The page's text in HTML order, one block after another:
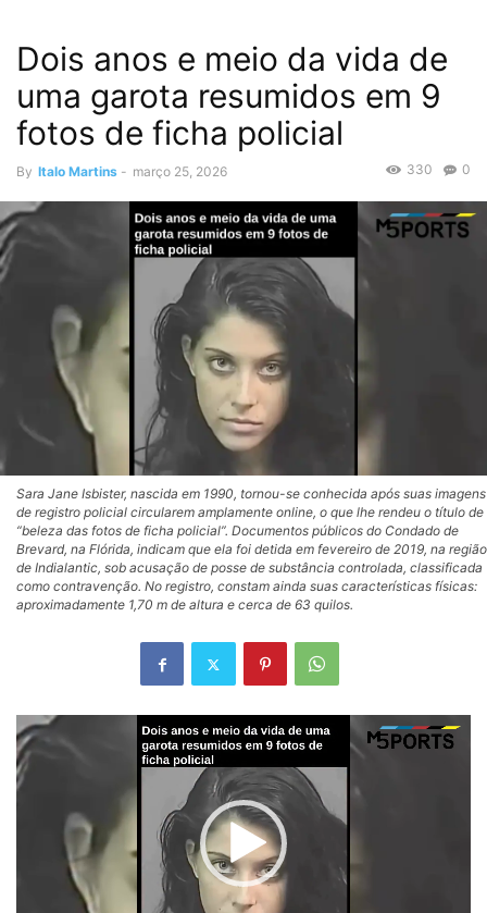
Dois anos e meio da vida de
uma garota resumidos em 9
fotos de ficha policial
By Italo Martins - março 25, 2026 0
330
Sara Jane Isbister, nascida em 1990, tornou-se conhecida após suas imagens
de registro policial circularem amplamente online, o que lhe rendeu o título de
“beleza das fotos de ficha policial”. Documentos públicos do Condado de
Brevard, na Flórida, indicam que ela foi detida em fevereiro de 2019, na região
de Indialantic, sob acusação de posse de substância controlada, classificada
como contravenção. No registro, constam ainda suas características físicas:
aproximadamente 1,70 m de altura e cerca de 63 quilos.
Tocador
de
vídeo